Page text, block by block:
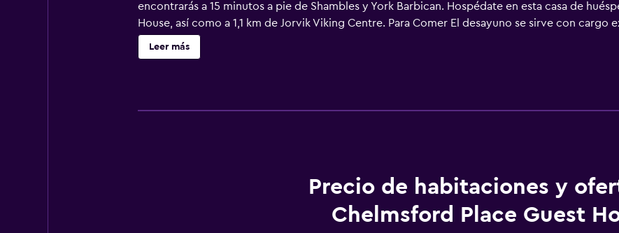
encontrarás a 15 minutos a pie de Shambles y York Barbican. Hospédate en esta casa de
House, así como a 1,1 km de Jorvik Viking Centre. Para Comer El desayuno se sirve con cargo
El Checkin termina a las 19:00 La Edad minima de Checkin 21 Puede aplicarse un cargo por
establecimiento. Es posible que se solicite un documento de identidad con foto emitido por
limpieza profesional El establecimiento se limpia con desinfectante El personal usa equipo
manos gratis a los huéspedes Se implementan medidas de distanciamiento social en el
con regularidad Las sábanas y toallas se lavan a una temperatura mínima de 60 °C Las
Leer más
Precio de habitaciones y
Chelmsford Place Guest